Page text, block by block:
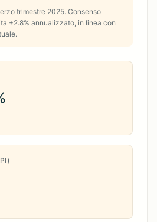
trimestre 2025. Consenso
+2.8% annualizzato, in linea con